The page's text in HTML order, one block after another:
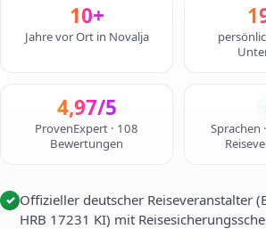
10+
Jahre vor Ort in Novalja
4,97/5
ProvenExpert · 108
Bewertungen
Sprachen
✓ Offizieller deutscher Reiseveranstalter
HRB 17231 KI) mit